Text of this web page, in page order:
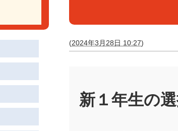
(2024年3月28日 10:27)
新１年生の